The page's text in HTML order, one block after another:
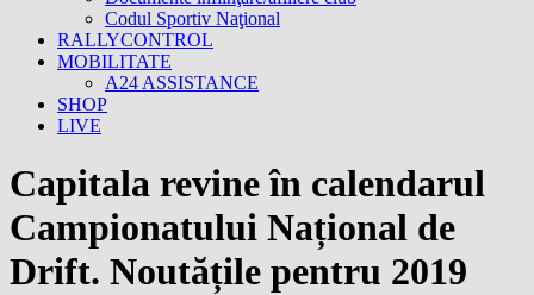
Codul Sportiv Naţional
RALLYCONTROL
MOBILITATE
A24 ASSISTANCE
SHOP
LIVE
Capitala revine în calendarul
Campionatului Național de
Drift. Noutățile pentru 2019